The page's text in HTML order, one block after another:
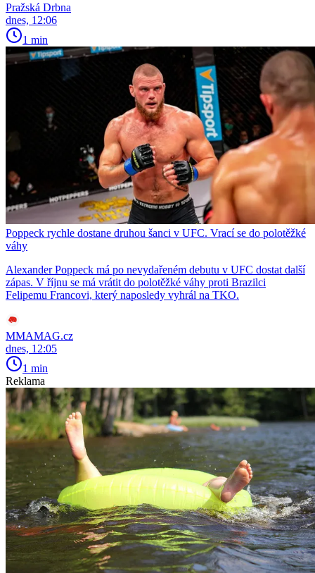
Pražská Drbna
dnes, 12:06
1 min
Poppeck rychle dostane druhou šanci v UFC. Vrací se do polotěžké
váhy
Alexander Poppeck má po nevydařeném debutu v UFC dostat další
zápas. V říjnu se má vrátit do polotěžké váhy proti Brazilci
Felipemu Francovi, který naposledy vyhrál na TKO.
MMAMAG.cz
dnes, 12:05
1 min
Reklama